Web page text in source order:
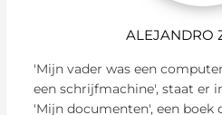
ALEJANDRO
'Mijn vader was een
een schrijfmachine', staat er
'Mijn documenten', een boek